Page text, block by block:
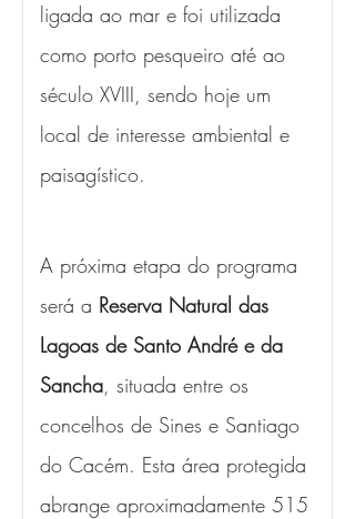
ligada ao mar e foi utilizada
como porto pesqueiro até ao
século XVIII, sendo hoje um
local de interesse ambiental e
paisagístico.
A próxima etapa do programa
será a Reserva Natural das
Lagoas de Santo André e da
Sancha, situada entre os
concelhos de Sines e Santiago
do Cacém. Esta área protegida
abrange aproximadamente 515